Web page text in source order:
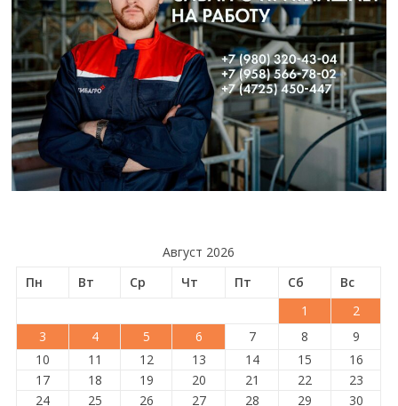
Август 2026
Пн
Вт Ср Чт Пт Сб
Вс
1
2
3
4 5 6 7 8
9
10
11 12 13 14 15
16
17
18 19 20 21 22
23
24
25 26 27 28 29
30